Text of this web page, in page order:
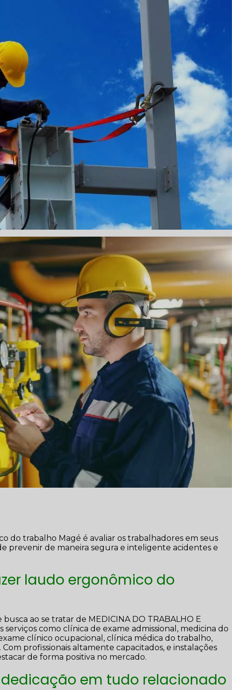
do trabalho Magé é avaliar os trabalhadores em seus
prevenir de maneira segura e inteligente acidentes e
laudo ergonômico do
ao se tratar de MEDICINA DO TRABALHO E
serviços como clínica de exame admissional, medicina do
clínico ocupacional, clínica médica do trabalho,
profissionais altamente capacitados, e instalações
de forma positiva no mercado.
em tudo relacionado